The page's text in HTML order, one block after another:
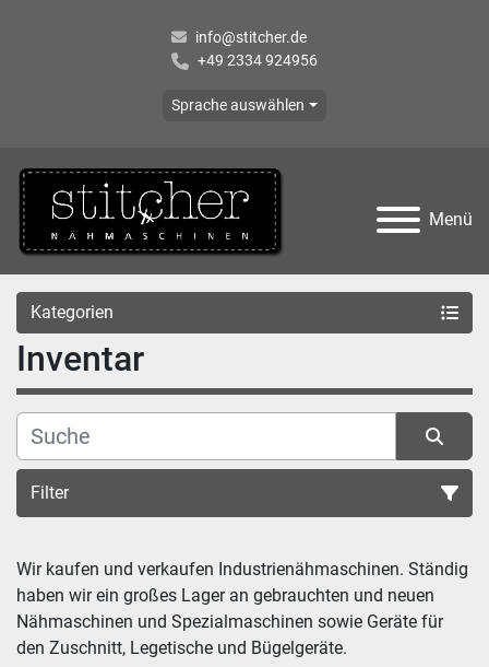
info@stitcher.de
+49 2334 924956
Sprache auswählen
Menü
Kategorien
Inventar
Filter
Sortieren nach
Wir kaufen und verkaufen Industrienähmaschinen. Ständig
haben wir ein großes Lager an gebrauchten und neuen
Nähmaschinen und Spezialmaschinen sowie Geräte für
den Zuschnitt, Legetische und Bügelgeräte.